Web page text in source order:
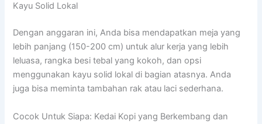
Kayu Solid Lokal
Dengan anggaran ini, Anda bisa mendapatkan meja yang
lebih panjang (150-200 cm) untuk alur kerja yang lebih
leluasa, rangka besi tebal yang kokoh, dan opsi
menggunakan kayu solid lokal di bagian atasnya. Anda
juga bisa meminta tambahan rak atau laci sederhana.
Cocok Untuk Siapa: Kedai Kopi yang Berkembang dan